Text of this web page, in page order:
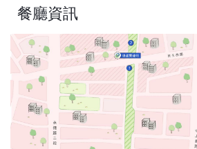
餐廳資訊